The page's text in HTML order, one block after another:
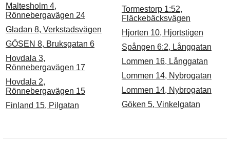
Maltesholm 4,
Rönnebergavägen 24
Gladan 8, Verkstadsvägen
GÖSEN 8, Bruksgatan 6
Hovdala 3,
Rönnebergavägen 17
Hovdala 2,
Rönnebergavägen 15
Finland 15, Pilgatan
Tormestorp 1:52,
Fläckebäcksvägen
Hjorten 10, Hjortstigen
Spången 6:2, Långgatan
Lommen 16, Långgatan
Lommen 14, Nybrogatan
Lommen 14, Nybrogatan
Göken 5, Vinkelgatan